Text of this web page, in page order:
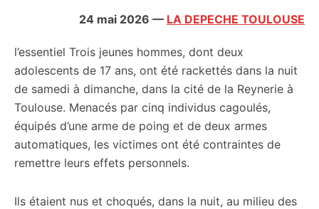
24 mai 2026 — LA DEPECHE TOULOUSE
l’essentiel Trois jeunes hommes, dont deux
adolescents de 17 ans, ont été rackettés dans la nuit
de samedi à dimanche, dans la cité de la Reynerie à
Toulouse. Menacés par cinq individus cagoulés,
équipés d’une arme de poing et de deux armes
automatiques, les victimes ont été contraintes de
remettre leurs effets personnels.
Ils étaient nus et choqués, dans la nuit, au milieu des